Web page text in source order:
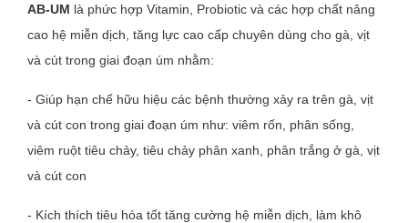
AB-UM là phức hợp Vitamin, Probiotic và các hợp chất nâng
cao hệ miễn dịch, tăng lực cao cấp chuyên dùng cho gà, vịt
và cút trong giai đoạn úm nhằm:
- Giúp hạn chế hữu hiệu các bệnh thường xảy ra trên gà, vịt
và cút con trong giai đoạn úm như: viêm rốn, phân sống,
viêm ruột tiêu chảy, tiêu chảy phân xanh, phân trắng ở gà, vịt
và cút con
- Kích thích tiêu hóa tốt tăng cường hệ miễn dịch, làm khô